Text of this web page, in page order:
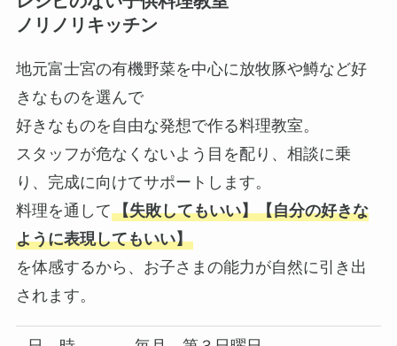
ノリノリキッチン
地元富士宮の有機野菜を中心に放牧豚や鱒など好
きなものを選んで
好きなものを自由な発想で作る料理教室。
スタッフが危なくないよう目を配り、相談に乗
り、完成に向けてサポートします。
料理を通して【失敗してもいい】【自分の好きな
ように表現してもいい】
を体感するから、お子さまの能力が自然に引き出
されます。